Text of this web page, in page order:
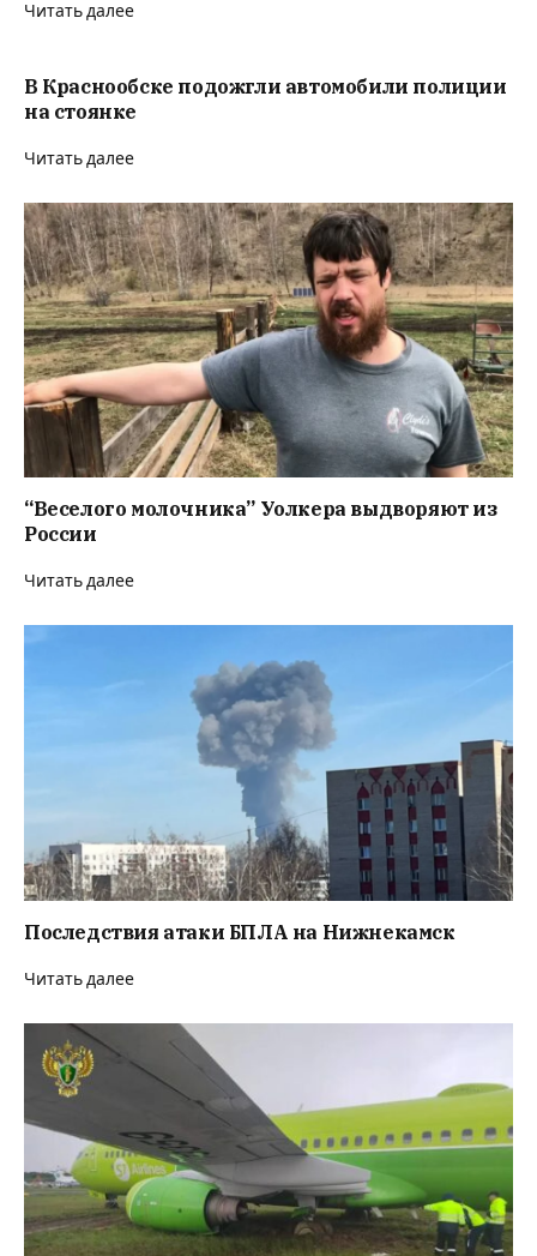
Читать далее
В Краснообске подожгли автомобили полиции
на стоянке
Читать далее
“Веселого молочника” Уолкера выдворяют из
России
Читать далее
Последствия атаки БПЛА на Нижнекамск
Читать далее